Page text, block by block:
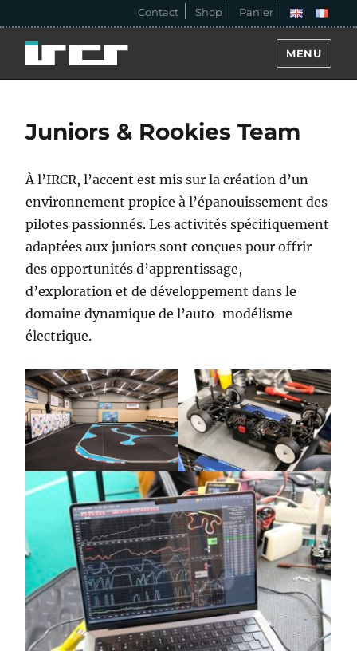
Contact Shop Panier
MENU
Juniors & Rookies Team
À l’IRCR, l’accent est mis sur la création d’un
environnement propice à l’épanouissement des
pilotes passionnés. Les activités spécifiquement
adaptées aux juniors sont conçues pour offrir
des opportunités d’apprentissage,
d’exploration et de développement dans le
domaine dynamique de l’auto-modélisme
électrique.